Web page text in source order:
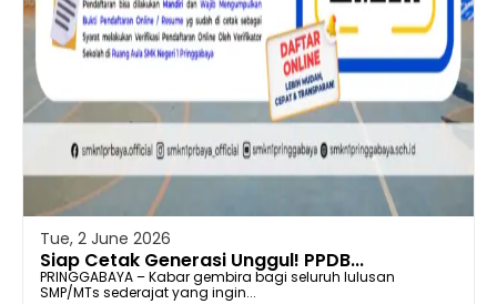
Tue, 2 June 2026
Siap Cetak Generasi Unggul! PPDB...
PRINGGABAYA – Kabar gembira bagi seluruh lulusan
SMP/MTs sederajat yang ingin...